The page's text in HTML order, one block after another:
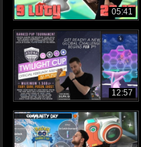
05:41
12:57